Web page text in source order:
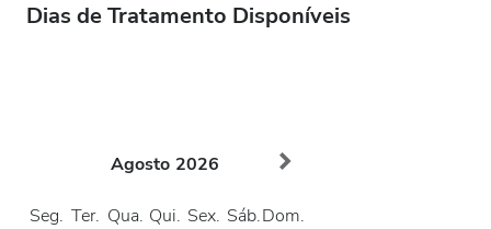
Dias de Tratamento Disponíveis
Agosto 2026
Seg. Ter. Qua. Qui. Sex. Sáb.Dom.